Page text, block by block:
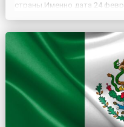
страны.Именно дата 24
республики.Эстония пол...